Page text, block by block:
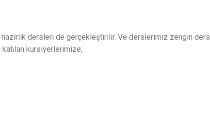
dersleri de gerçekleştirilir. Ve derslerimiz zengin ders
kursiyerlerimize;